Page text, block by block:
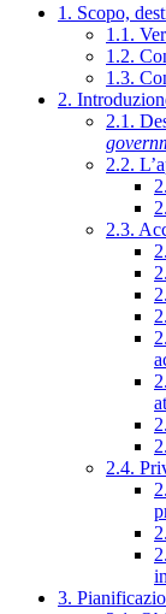
1. Scopo,
1.1.
1.2.
1.3.
2.
2.1.
2.2.
2.3.
2.4.
3.